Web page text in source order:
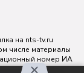
на nts-tv.ru
числе материалы
номер ИА
службой по